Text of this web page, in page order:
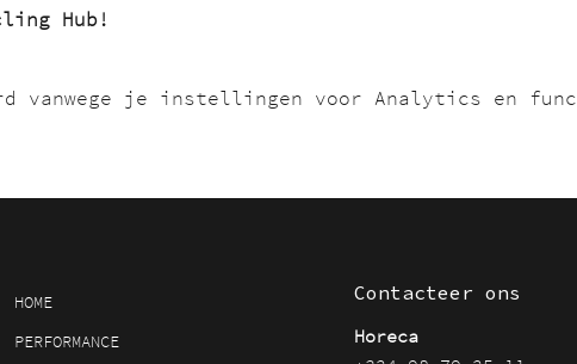
Hub!
vanwege je instellingen voor Analytics en
HOME
PERFORMANCE
Contacteer ons
Horeca